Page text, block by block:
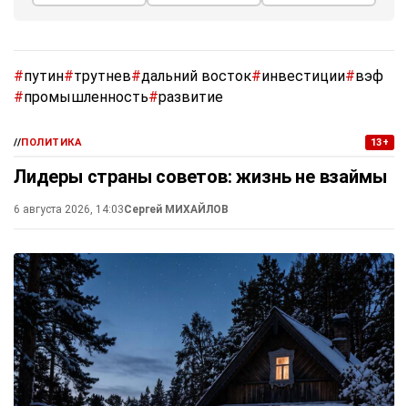
#путин#трутнев#дальний восток#инвестиции#вэф
#промышленность#развитие
//ПОЛИТИКА 13+
Лидеры страны советов: жизнь не взаймы
6 августа 2026, 14:03Сергей МИХАЙЛОВ